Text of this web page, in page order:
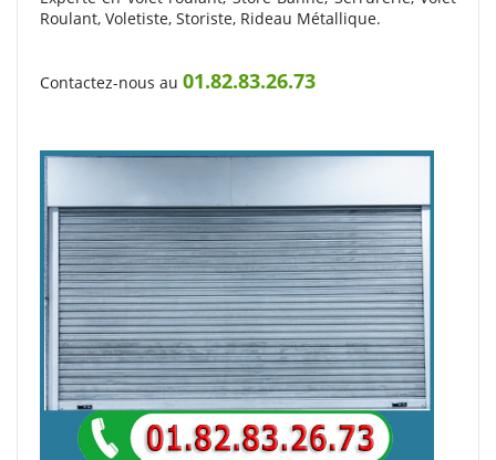
Roulant, Voletiste, Storiste, Rideau Métallique.
Contactez-nous au 01.82.83.26.73